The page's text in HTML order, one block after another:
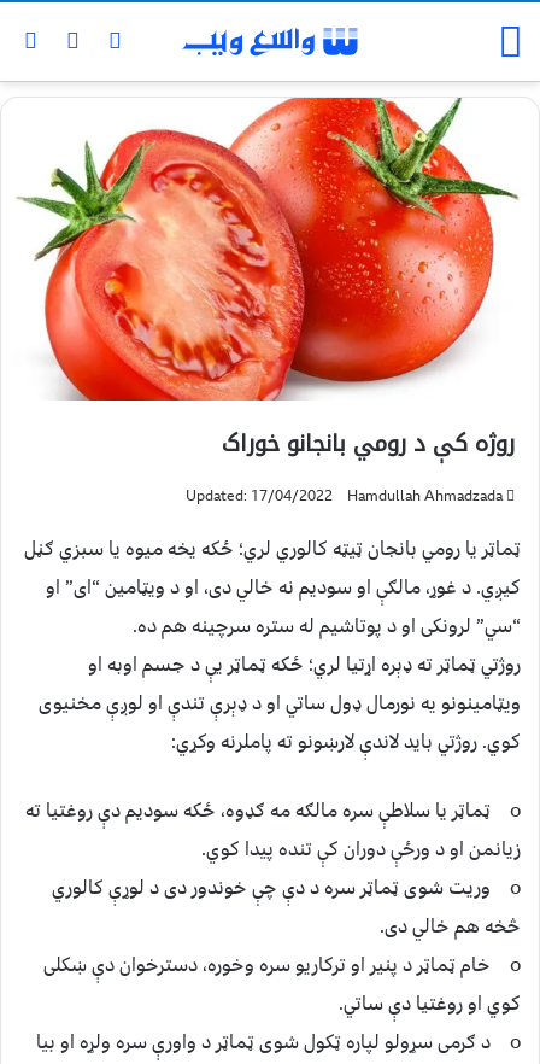
روژه کې د رومي بانجانو خوراک
Hamdullah Ahmadzada
Updated: 17/04/2022
ټماټر یا رومي بانجان ټيټه کالوري لري؛ ځکه يخه ميوه يا سبزي ګڼل
کيږي. د غوړ، مالګې او سوديم نه خالي دی، او د ويټامين “ای” او
“سي” لرونکی او د پوتاشيم له ستره سرچينه هم ده.
روژتي ټماټر ته ډېره اړتيا لري؛ ځکه ټماټر يې د جسم اوبه او
ويټامينونو يه نورمال ډول ساتي او د ډېرې تندې او لوږې مخنيوی
کوي. روژتي بايد لاندې لارښونو ته پاملرنه وکړي:
o ټماټر يا سلاطې سره مالګه مه ګډوه، ځکه سوديم دې روغتيا ته
زيانمن او د ورځې دوران کې تنده پيدا کوي.
o وريت شوی ټماټر سره د دې چې خوندور دی د لوړې کالوري
څخه هم خالي دی.
o خام ټماټر د پنير او ترکاريو سره وخوره، دسترخوان دې ښکلی
کوي او روغتيا دې ساتي.
o د ګرمی سړولو لپاره ټکول شوی ټماټر د واورې سره ولړه او بيا